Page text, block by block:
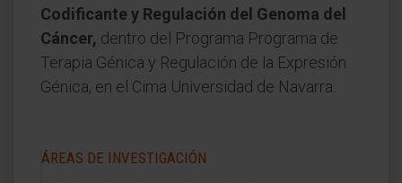
Codificante y Regulación del Genoma del
Cáncer, dentro del Programa Programa de
Terapia Génica y Regulación de la Expresión
Génica, en el Cima Universidad de Navarra.
ÁREAS DE INVESTIGACIÓN